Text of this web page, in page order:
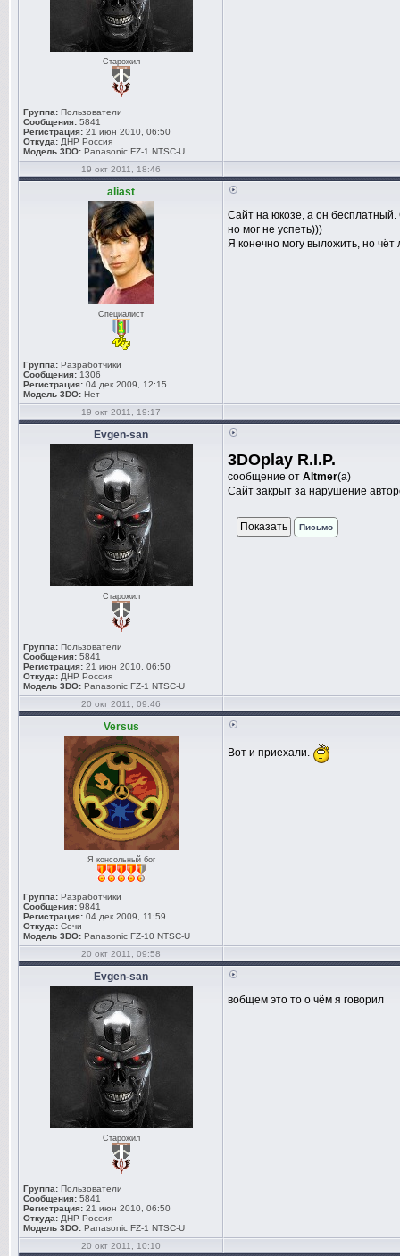
Старожил
Группа: Пользователи
Сообщения: 5841
Регистрация: 21 июн 2010, 06:50
Откуда: ДНР Россия
Модель 3DO: Panasonic FZ-1 NTSC-U
19 окт 2011, 18:46
aliast
Специалист
Группа: Разработчики
Сообщения: 1306
Регистрация: 04 дек 2009, 12:15
Модель 3DO: Нет
Сайт на юкозе, а он бесплатный.
но мог не успеть)))
Я конечно могу выложить, но чёт
19 окт 2011, 19:17
Evgen-san
Старожил
Группа: Пользователи
Сообщения: 5841
Регистрация: 21 июн 2010, 06:50
Откуда: ДНР Россия
Модель 3DO: Panasonic FZ-1 NTSC-U
3DOplay R.I.P.
сообщение от Altmer(а)
Сайт закрыт за нарушение
Письмо
20 окт 2011, 09:46
Versus
Я консольный бог
Группа: Разработчики
Сообщения: 9841
Регистрация: 04 дек 2009, 11:59
Откуда: Сочи
Модель 3DO: Panasonic FZ-10 NTSC-U
Вот и приехали.
20 окт 2011, 09:58
Evgen-san
Старожил
Группа: Пользователи
Сообщения: 5841
Регистрация: 21 июн 2010, 06:50
Откуда: ДНР Россия
Модель 3DO: Panasonic FZ-1 NTSC-U
вобщем это то о чём я говорил
20 окт 2011, 10:10